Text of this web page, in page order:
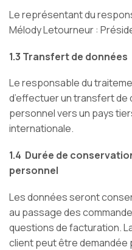
Le représentant du
Mélody Letourneur :
1.3 Transfert de données
Le responsable du
d’effectuer un transfert
personnel vers un pays
internationale.
1.4 Durée de
personnel
Les données seront
au passage des
questions de facturation.
client peut être demandée